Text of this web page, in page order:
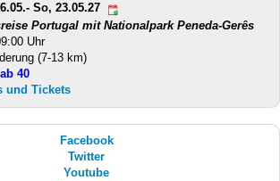
So, 23.05.27
Portugal mit Nationalpark Peneda-Gerês
Uhr
(7-13 km)
ab 40
und Tickets
Facebook
Twitter
Youtube